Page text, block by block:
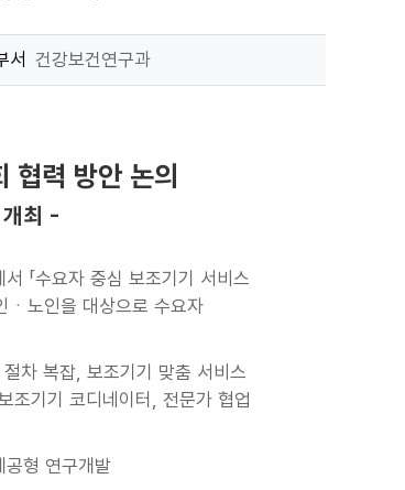
서 건강보건연구과
협력 방안 논의
최 -
「수요자 중심 보조기기 서비스
ㆍ노인을 대상으로 수요자
차 복잡, 보조기기 맞춤 서비스
조기기 코디네이터, 전문가 협업
형 연구개발